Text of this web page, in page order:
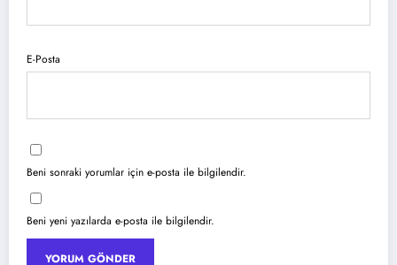
E-Posta
Beni sonraki yorumlar için e-posta ile bilgilendir.
Beni yeni yazılarda e-posta ile bilgilendir.